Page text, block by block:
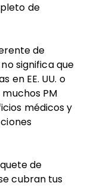
de
de
significa que
en EE. UU. o
muchos PM
médicos y
de
cubran tus